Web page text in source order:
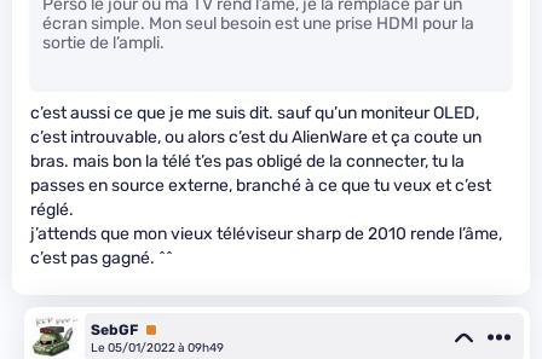
Perso le jour où ma TV rend l’âme, je la remplace par un
écran simple. Mon seul besoin est une prise HDMI pour la
sortie de l’ampli.
c’est aussi ce que je me suis dit. sauf qu’un moniteur OLED,
c’est introuvable, ou alors c’est du AlienWare et ça coute un
bras. mais bon la télé t’es pas obligé de la connecter, tu la
passes en source externe, branché à ce que tu veux et c’est
réglé.
j’attends que mon vieux téléviseur sharp de 2010 rende l’âme,
c’est pas gagné. ^^
SebGF Premium
Le 05/01/2022 à 09h49